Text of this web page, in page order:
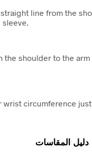
line from the
the shoulder to the
wrist circumference
دليل المقاسات